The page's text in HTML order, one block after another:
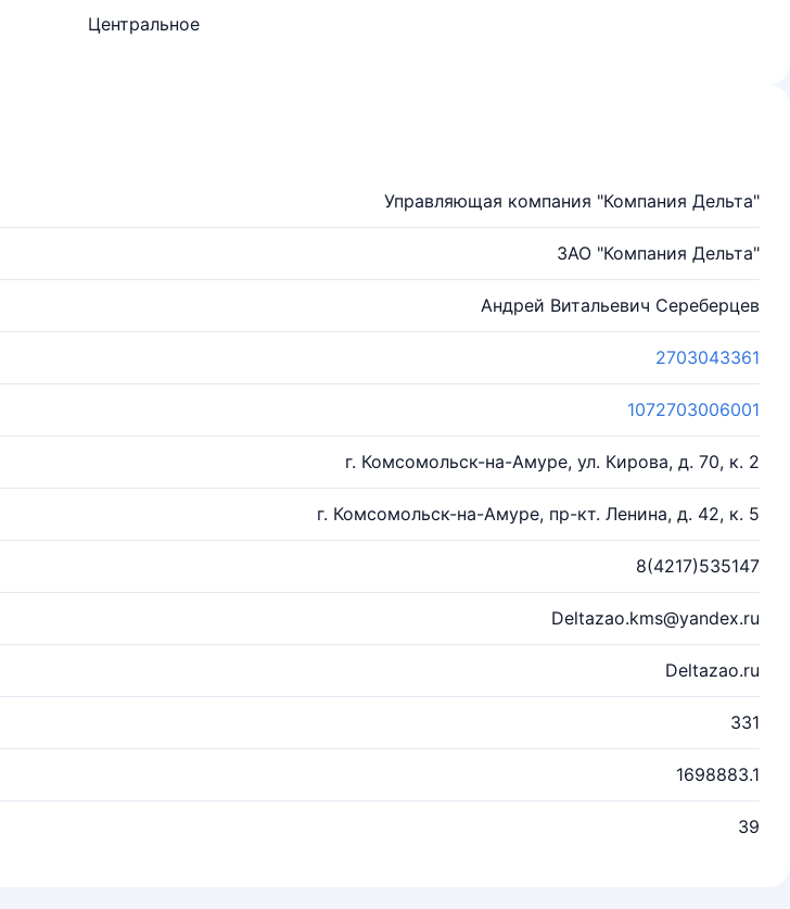
Центральное
Управляющая компания "Компания Дельта"
ЗАО "Компания Дельта"
Андрей Витальевич Сереберцев
2703043361
1072703006001
г. Комсомольск-на-Амуре, ул. Кирова, д. 70, к. 2
г. Комсомольск-на-Амуре, пр-кт. Ленина, д. 42, к. 5
8(4217)535147
Deltazao.kms@yandex.ru
Deltazao.ru
331
1698883.1
39